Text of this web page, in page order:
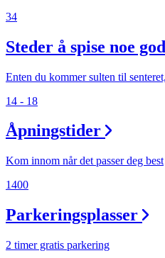
34
Steder å spise noe
Enten du kommer sulten til
14 - 18
Åpningstider
Kom innom når det passer deg best
1400
Parkeringsplasser
2 timer gratis parkering